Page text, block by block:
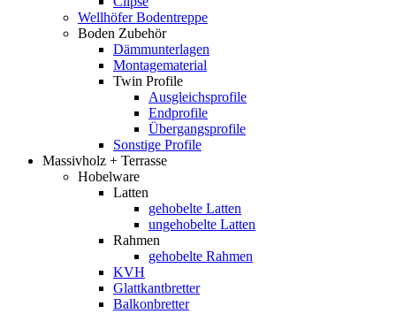
Wellhöfer Bodentreppe
Boden Zubehör
Dämmunterlagen
Montagematerial
Twin Profile
Ausgleichsprofile
Endprofile
Übergangsprofile
Sonstige Profile
Massivholz + Terrasse
Hobelware
Latten
gehobelte Latten
ungehobelte Latten
Rahmen
gehobelte Rahmen
KVH
Glattkantbretter
Balkonbretter